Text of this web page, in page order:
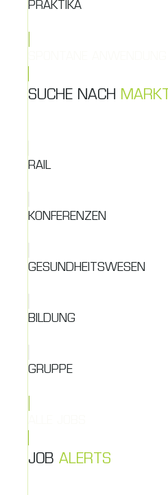
PRAKTIKA
SUCHE NACH MARKT
RAIL
KONFERENZEN
GESUNDHEITSWESEN
BILDUNG
GRUPPE
JOB ALERTS